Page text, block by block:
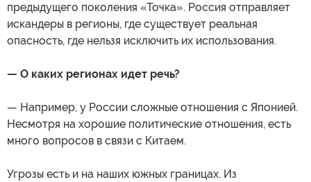
предыдущего поколения «Точка». Россия отправляет
искандеры в регионы, где существует реальная
опасность, где нельзя исключить их использования.
— О каких регионах идет речь?
— Например, у России сложные отношения с Японией.
Несмотря на хорошие политические отношения, есть
много вопросов в связи с Китаем.
Угрозы есть и на наших южных границах. Из